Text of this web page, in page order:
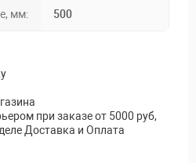
мм: 500
при заказе от 5000 руб,
Доставка и Оплата